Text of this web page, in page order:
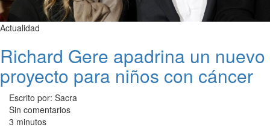
Actualidad
Richard Gere apadrina un nuevo
proyecto para niños con cáncer
Escrito por: Sacra
Sin comentarios
3 minutos